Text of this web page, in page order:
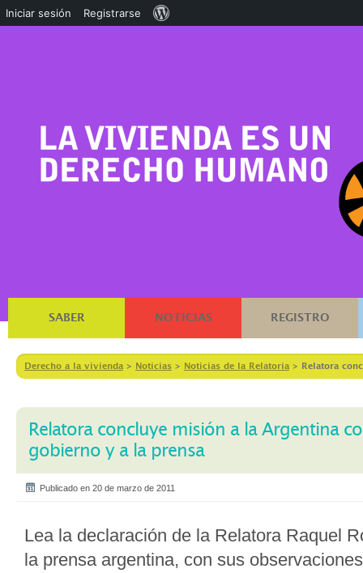
SABER NOTICIAS REGISTRO
Derecho a la vivienda > Notícias > Noticias de la Relatoría > Relatora
Relatora concluye misión a la Argentina
gobierno y a la prensa
Publicado en 20 de marzo de 2011
Lea la declaración de la Relatora Raquel
la prensa argentina, con sus
Iniciar sesión Registrarse